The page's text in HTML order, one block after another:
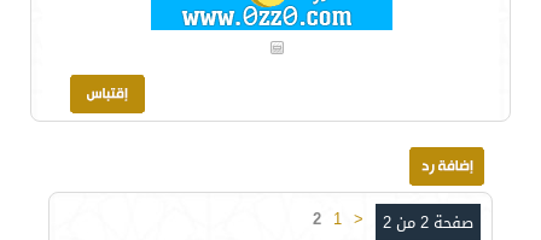
صفحة 2 من 2 <
1
2